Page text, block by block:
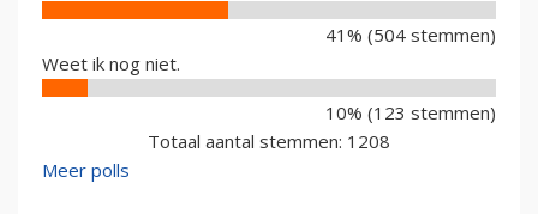
41% (504 stemmen)
Weet ik nog niet.
10% (123 stemmen)
Totaal aantal stemmen: 1208
Meer polls